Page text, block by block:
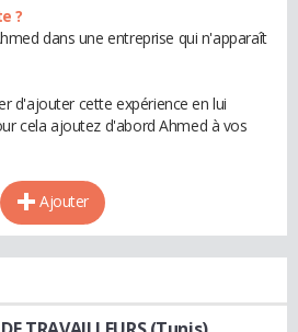
?
dans une entreprise qui n'apparaît
d'ajouter cette expérience en lui
cela ajoutez d'abord Ahmed à vos
Ajouter